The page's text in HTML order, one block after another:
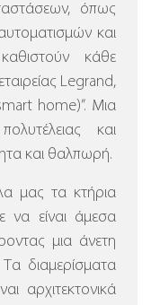
όπως
και
κάθε
Legrand,
home)”. Μια
και
και θαλπωρή.
μας τα κτήρια
να είναι άμεσα
μια άνετη
διαμερίσματα
αρχιτεκτονικά